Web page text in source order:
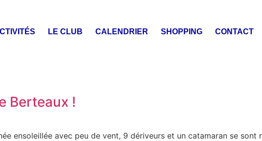
LE CLUB CALENDRIER SHOPPING CONTACT
Berteaux !
ensoleillée avec peu de vent, 9 dériveurs et un catamaran se sont